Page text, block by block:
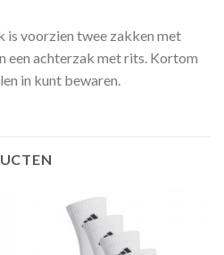
is voorzien twee zakken met
een achterzak met rits. Kortom
in kunt bewaren.